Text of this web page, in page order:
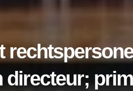
directeur;